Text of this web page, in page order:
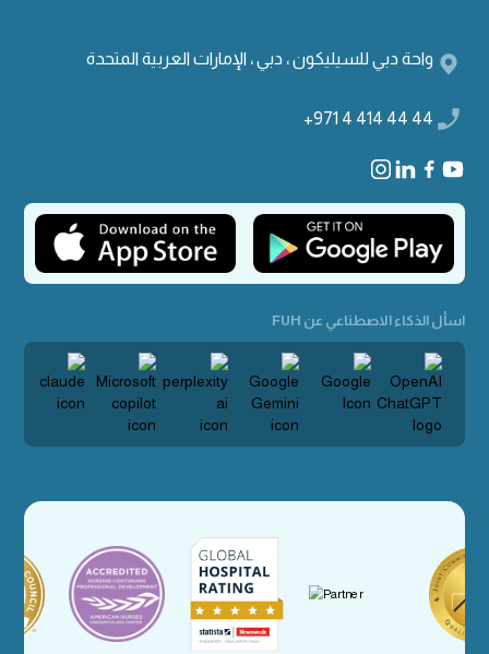
واحة دبي للسيليكون ، دبي ، الإمارات العربية المتحدة
+971 4 414 44 44
اسأل الذكاء الاصطناعي عن FUH